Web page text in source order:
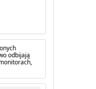
odbijają